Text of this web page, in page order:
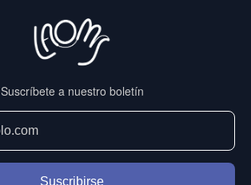
Suscríbete a nuestro boletín
Suscribirse